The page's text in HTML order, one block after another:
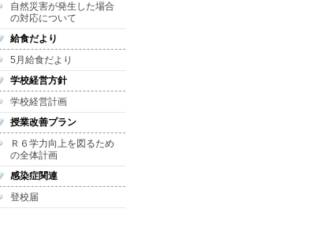
自然災害が発生した場合
の対応について
給食だより
5月給食だより
学校経営方針
学校経営計画
授業改善プラン
Ｒ６学力向上を図るため
の全体計画
感染症関連
登校届